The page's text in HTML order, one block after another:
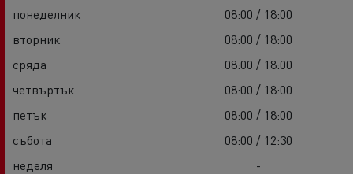
понеделник
08:00 / 18:00
вторник
08:00 / 18:00
сряда
08:00 / 18:00
четвъртък
08:00 / 18:00
петък
08:00 / 18:00
събота
08:00 / 12:30
неделя
-